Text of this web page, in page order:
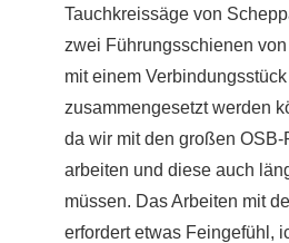
Tauchkreissäge von
zwei Führungsschienen
mit einem
zusammengesetzt werden
da wir mit den großen OSB-
arbeiten und diese auch
müssen. Das Arbeiten mit
erfordert etwas Feingefühl,